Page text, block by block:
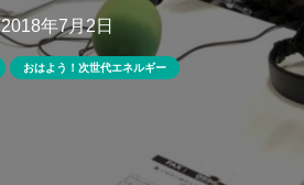
2018年7月2日
おはよう！次世代エネルギー